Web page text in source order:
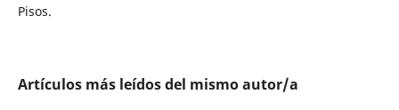
Pisos.
Artículos más leídos del mismo autor/a